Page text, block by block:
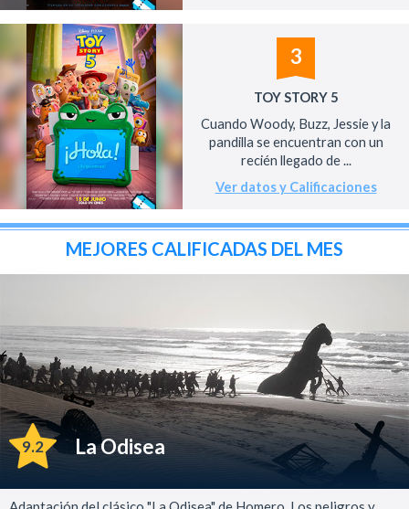
3
TOY STORY 5
Cuando Woody, Buzz, Jessie y la
pandilla se encuentran con un
recién llegado de ...
Ver datos y Calificaciones
MEJORES CALIFICADAS DEL MES
9.2 La Odisea